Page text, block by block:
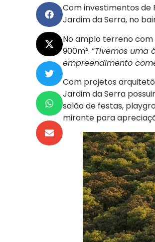
Com investimentos de
Jardim da Serra, no
No amplo terreno com
900m². “Tivemos uma
empreendimento
Com projetos
Jardim da Serra
salão de festas,
mirante para